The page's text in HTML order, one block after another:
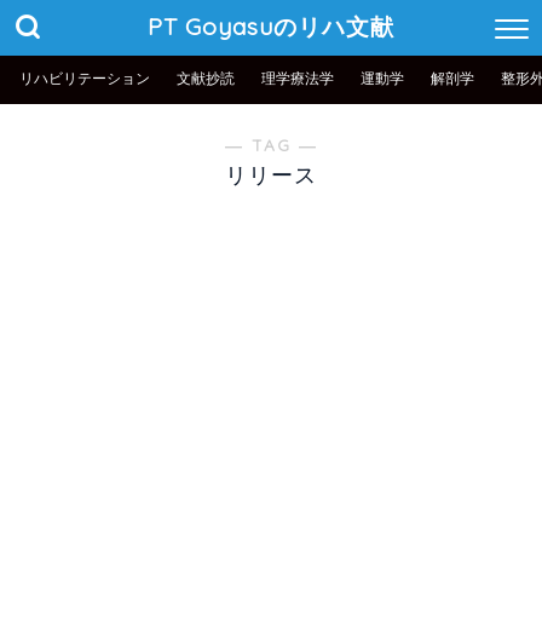
PT Goyasuのリハ文献
リハビリテーション 文献抄読 理学療法学 運動学 解剖学 整形
― TAG ―
リリース